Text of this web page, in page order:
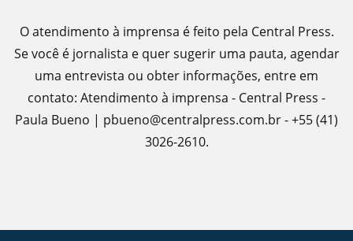
O atendimento à imprensa é feito pela Central Press.
Se você é jornalista e quer sugerir uma pauta, agendar
uma entrevista ou obter informações, entre em
contato: Atendimento à imprensa - Central Press -
Paula Bueno | pbueno@centralpress.com.br - +55 (41)
3026-2610.